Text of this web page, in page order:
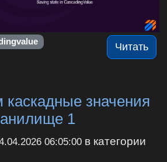
Читать
значения
1
06:05:00в категории